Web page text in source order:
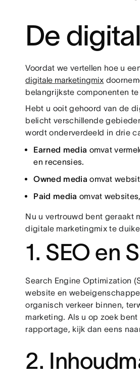
De
Voordat we vertellen hoe u
digitale marketingmix
belangrijkste componenten
Hebt u ooit gehoord van de
belicht verschillende
wordt onderverdeeld in drie
Earned media omvat
en recensies.
Owned mediaomvat
Paid media omvat
Nu u vertrouwd bent geraakt
digitale marketingmix te
1. SEO en
Search Engine Optimization
website en
organisch verkeer binnen,
marketing. Als u op zoek
rapportage, kijk dan eens
2.